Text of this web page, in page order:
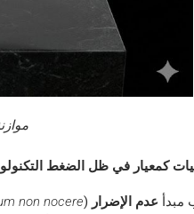
كمعيار في ظل الضغط
مبدأ عدم الإضرار (
non nocere